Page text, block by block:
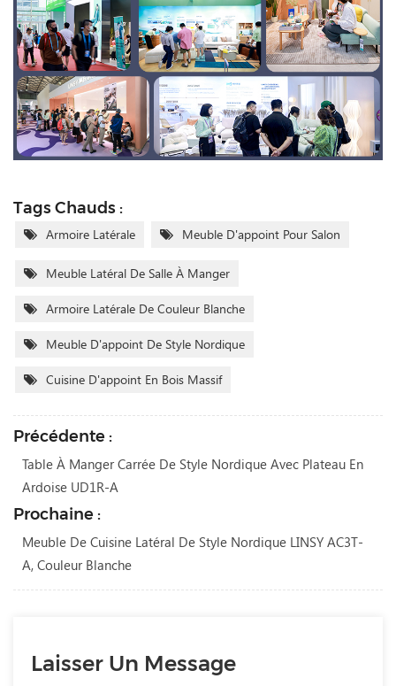
Tags Chauds :
Armoire Latérale Meuble D'appoint Pour Salon
Meuble Latéral De Salle À Manger
Armoire Latérale De Couleur Blanche
Meuble D'appoint De Style Nordique
Cuisine D'appoint En Bois Massif
Précédente :
Table À Manger Carrée De Style Nordique Avec Plateau En
Ardoise UD1R-A
Prochaine :
Meuble De Cuisine Latéral De Style Nordique LINSY AC3T-
A, Couleur Blanche
Laisser Un Message